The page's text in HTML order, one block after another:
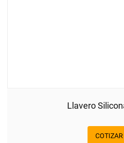
Llavero
COTIZAR